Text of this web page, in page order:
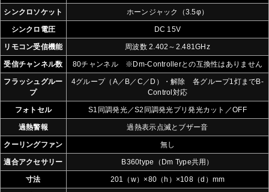
シンクロソケット ホーンジャック（3.5φ）
シンクロ電圧 DC 15V
リモコン受信機能 周波数 2.402～2.481GHz
受信チャンネル数 80チャンネル ※Dm-Controllerとの互換性はありません
フラッシュグルー
プ
4グループ（A／B／C／D）・解除 各グループ1灯までB-
Control対応
フォトセル S1同調発光／S2同調発光プリ発光カット／OFF
過熱警報 過熱表示点滅とブザー音
クーリングファン 無し
適合アクセサリー B360type（Dm Type共用）
寸法 201（w）×80（h）×108（d）mm